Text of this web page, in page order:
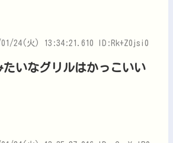
01/24(火) 13:34:21.610 ID:Rk+Z0jsi0
たいなグリルはかっこいい